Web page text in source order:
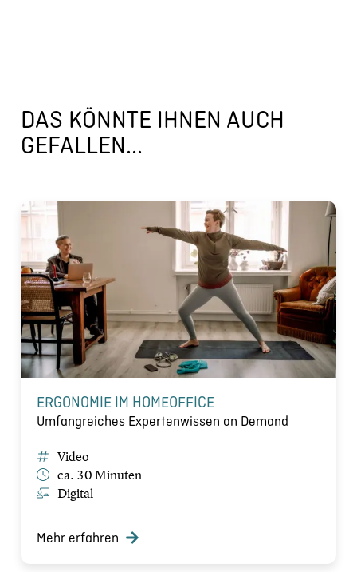
DAS KÖNNTE IHNEN AUCH
GEFALLEN...
ERGONOMIE IM HOMEOFFICE
Umfangreiches Expertenwissen on Demand
Video
ca. 30 Minuten
Digital
Mehr erfahren